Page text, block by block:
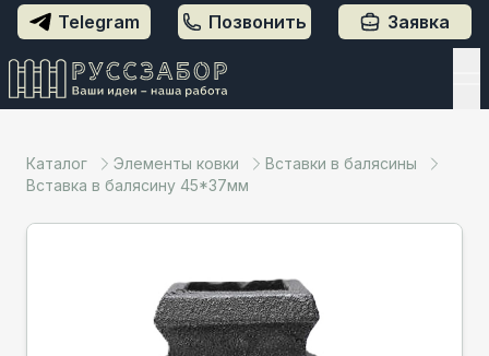
Telegram Позвонить Заявка
Каталог Элементы ковки
Вставки в балясины
Вставка в балясину 45*37мм